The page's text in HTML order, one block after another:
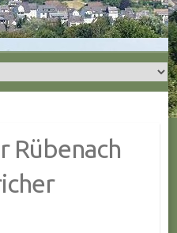
Rübenach